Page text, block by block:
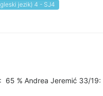
jezik) 4 - SJ4
65 % Andrea Jeremić 33/